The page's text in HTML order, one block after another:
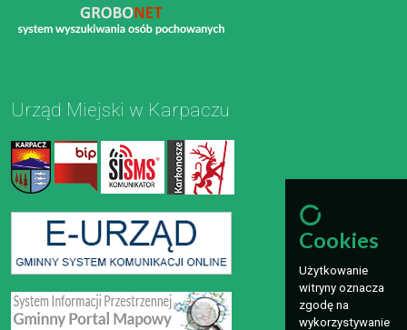
Urząd Miejski w Karpaczu
Cookies
Użytkowanie
witryny oznacza
zgodę na
wykorzystywanie